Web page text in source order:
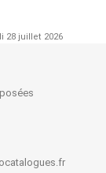
28 juillet 2026